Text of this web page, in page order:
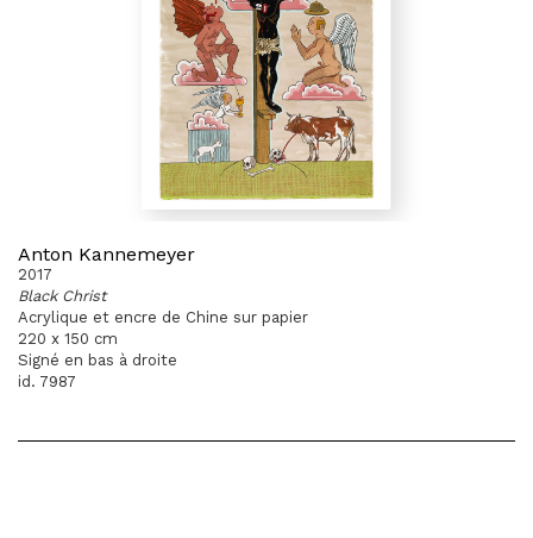
Anton Kannemeyer
2017
Black Christ
Acrylique et encre de Chine sur papier
220 x 150 cm
Signé en bas à droite
id. 7987